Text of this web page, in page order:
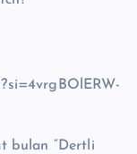
bulan “Dertli